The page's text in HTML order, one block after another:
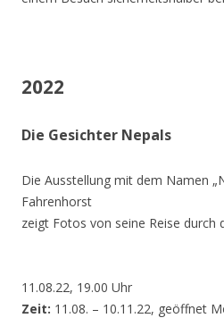
2022
Die Gesichter Nepals
Die Ausstellung mit dem Namen
Fahrenhorst
zeigt Fotos von seine Reise durch
11.08.22, 19.00 Uhr
Zeit: 11.08. – 10.11.22, geöffnet